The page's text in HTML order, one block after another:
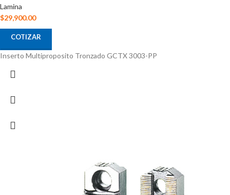
Lamina
$29,900.00
COTIZAR
Inserto Multiproposito Tronzado GCTX 3003-PP